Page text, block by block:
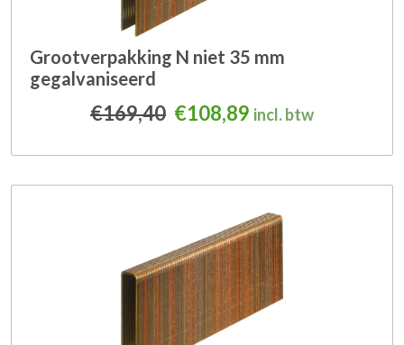
Grootverpakking N niet 35 mm
gegalvaniseerd
€169,40 Oorspronkelijke prijs
€108,89 Huidige prijs is:
incl. btw